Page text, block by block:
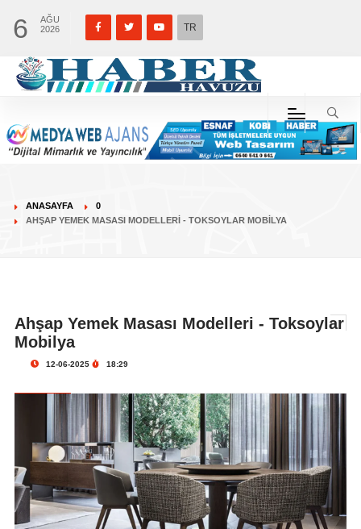
6
AĞU
2026
TR
ANASAYFA
0
AHŞAP YEMEK MASASI MODELLERI - TOKSOYLAR MOBILYA
Ahşap Yemek Masası Modelleri - Toksoylar
Mobilya
12-06-2025 18:29